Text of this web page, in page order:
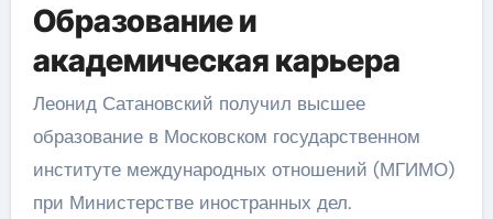
Образование и
академическая карьера
Леонид Сатановский получил высшее
образование в Московском государственном
институте международных отношений (МГИМО)
при Министерстве иностранных дел.